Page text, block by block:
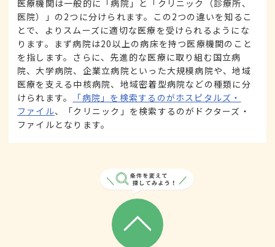
医療機関は一般的に「病院」と「クリニック（診療所、
医院）」の2つに分けられます。この2つの違いを知るこ
とで、よりスムーズに適切な医療を受けられるようにな
ります。まず病院は20以上の病床を持つ医療機関のこと
を指します。さらに、先進的な医療に取り組む国立病
院、大学病院、企業立病院といった大規模病院や、地域
医療を支える中核病院、地域密着型病院などの種類に分
けられます。
「病院」を検索するのがホスピタルズ・
ファイル、「クリニック」を検索するのがドクターズ・
ファイルとなります。